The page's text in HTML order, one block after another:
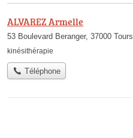
ALVAREZ Armelle
53 Boulevard Beranger, 37000 Tours
kinésithérapie
Téléphone